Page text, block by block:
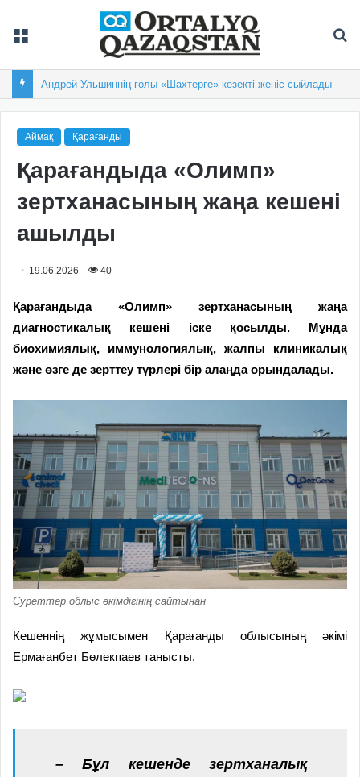
Андрей Ульшиннің голы «Шахтерге» кезекті жеңіс сыйлады
Аймақ Қарағанды
Қарағандыда «Олимп»
зертханасының жаңа кешені
ашылды
19.06.2026 40
Қарағандыда «Олимп» зертханасының жаңа
диагностикалық кешені іске қосылды. Мұнда
биохимиялық, иммунологиялық, жалпы клиникалық
және өзге де зерттеу түрлері бір алаңда орындалады.
Суреттер облыс әкімдігінің сайтынан
Кешеннің жұмысымен Қарағанды облысының әкімі
Ермағанбет Бөлекпаев танысты.
– Бұл кешенде зертханалық